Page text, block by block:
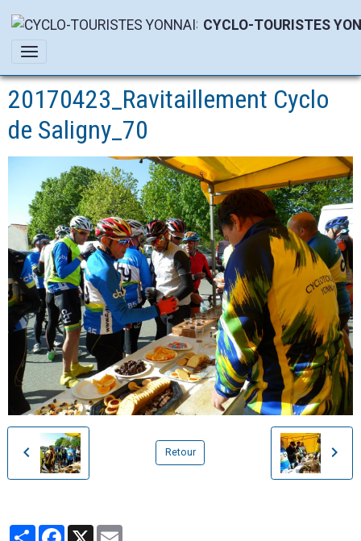
CYCLO-TOURISTES
20170423_Ravitaillement Cyclo
de Saligny_70
Retour
PartagerFacebook
X